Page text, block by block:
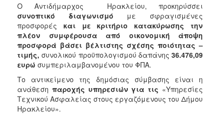
ΑΝΘΕΚΤΙΚΗ
ΠΟΛΗ
Ο Αντιδήμαρχος Ηρακλείου, προκηρύσσει
συνοπτικό διαγωνισμό με σφραγισμένες
προσφορές και με κριτήριο κατακύρωσης την
πλέον συμφέρουσα από οικονομική άποψη
προσφορά βάσει βέλτιστης σχέσης ποιότητας –
τιμής, συνολικού προϋπολογισμού δαπάνης 36.476,09
ευρώ συμπεριλαμβανομένου του ΦΠΑ.
Το αντικείμενο της δημόσιας σύμβασης είναι η
ανάθεση παροχής υπηρεσιών για τις «Υπηρεσίες
Τεχνικού Ασφαλείας στους εργαζόμενους του Δήμου
Ηρακλείου».